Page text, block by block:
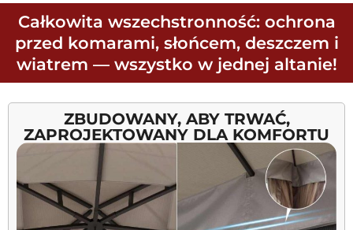
Całkowita wszechstronność: ochrona
przed komarami, słońcem, deszczem i
wiatrem — wszystko w jednej altanie!
ZBUDOWANY, ABY TRWAĆ,
ZAPROJEKTOWANY DLA KOMFORTU